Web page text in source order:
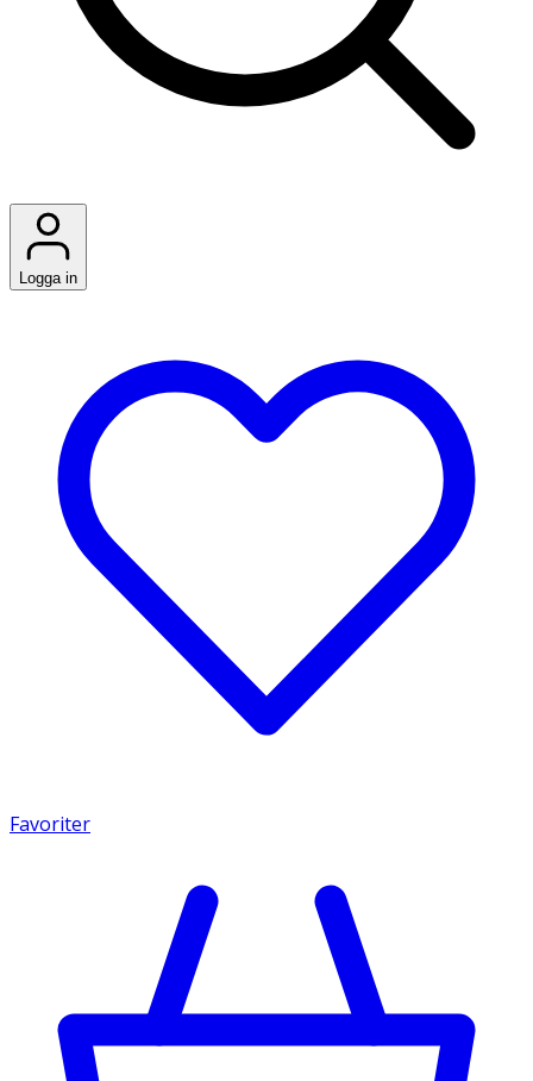
Logga in
Favoriter